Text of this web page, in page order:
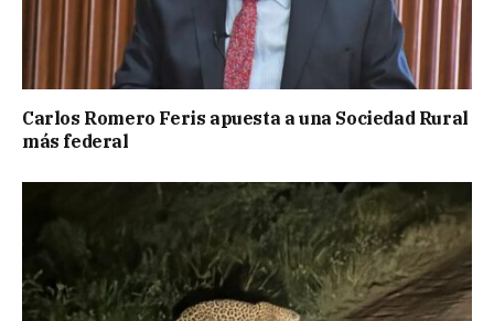
Carlos Romero Feris apuesta a una Sociedad Rural
más federal